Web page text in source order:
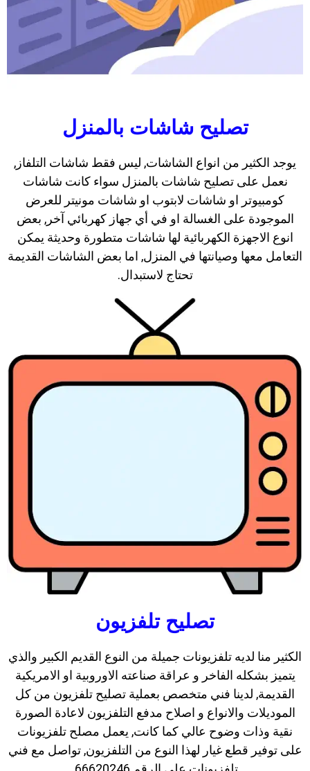
تصليح شاشات بالمنزل
يوجد الكثير من انواع الشاشات, ليس فقط شاشات التلفاز,
نعمل على تصليح شاشات بالمنزل سواء كانت شاشات
كومبيوتر او شاشات لابتوب او شاشات مونيتر للعرض
الموجودة على الغسالة او في أي جهاز كهربائي آخر, بعض
انوع الاجهزة الكهربائية لها شاشات متطورة وحديثة يمكن
التعامل معها وصيانتها في المنزل, اما بعض الشاشات القديمة
تحتاج لاستبدال.
تصليح تلفزيون
الكثير منا لديه تلفزيونات جميلة من النوع القديم الكبير والذي
يتميز بشكله الفاخر و عراقة صناعته الاوروبية او الامريكية
القديمة, لدينا فني متخصص بعملية تصليح تلفزيون من كل
الموديلات والانواع و اصلاح مدفع التلفزيون لاعادة الصورة
نقية وذات وضوح عالي كما كانت, يعمل مصلح تلفزيونات
على توفير قطع غيار لهذا النوع من التلفزيون, تواصل مع فني